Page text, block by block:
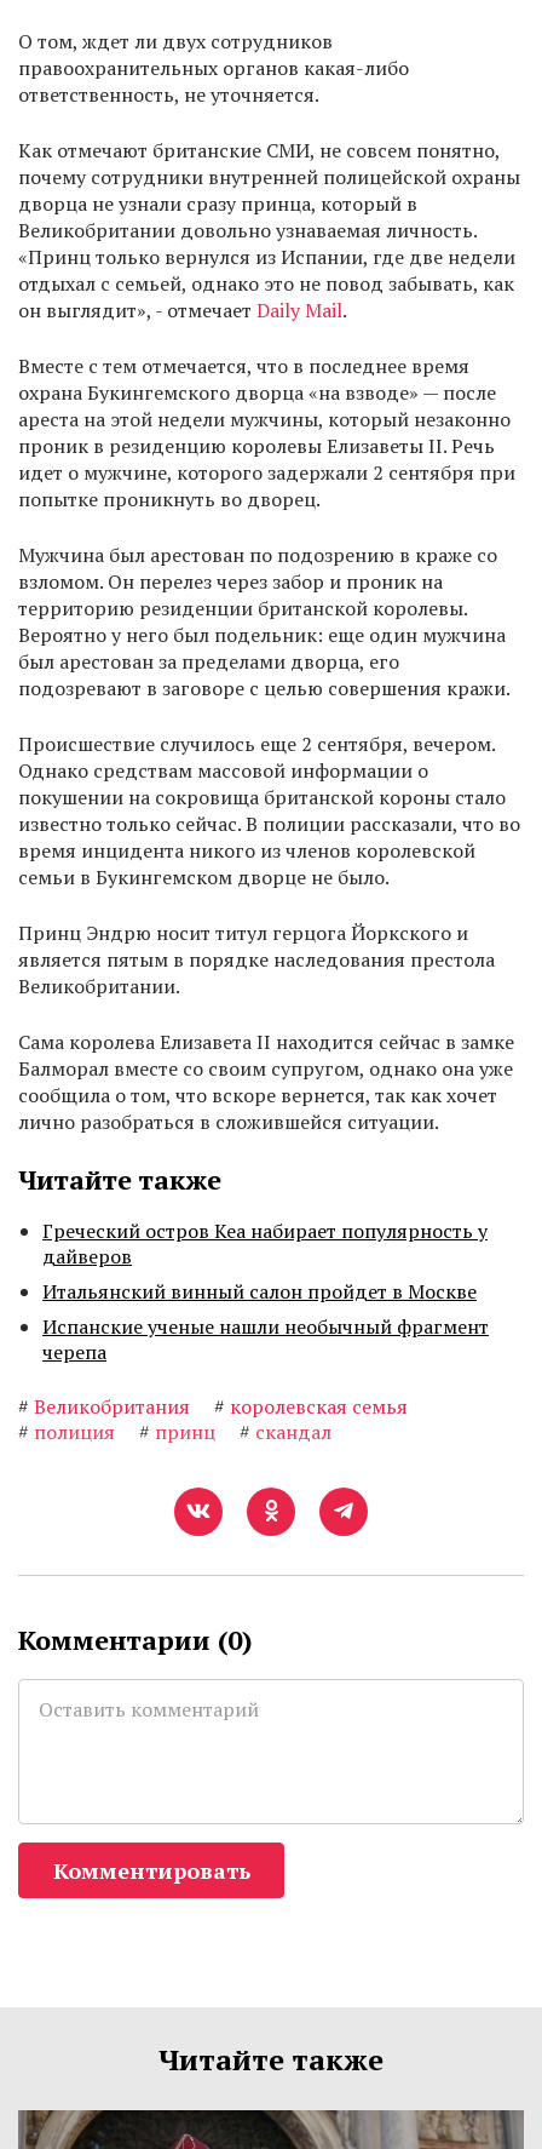
О том, ждет ли двух сотрудников
правоохранительных органов какая-либо
ответственность, не уточняется.
Как отмечают британские СМИ, не совсем понятно,
почему сотрудники внутренней полицейской охраны
дворца не узнали сразу принца, который в
Великобритании довольно узнаваемая личность.
«Принц только вернулся из Испании, где две недели
отдыхал с семьей, однако это не повод забывать, как
он выглядит», - отмечает Daily Mail.
Вместе с тем отмечается, что в последнее время
охрана Букингемского дворца «на взводе» — после
ареста на этой недели мужчины, который незаконно
проник в резиденцию королевы Елизаветы II. Речь
идет о мужчине, которого задержали 2 сентября при
попытке проникнуть во дворец.
Мужчина был арестован по подозрению в краже со
взломом. Он перелез через забор и проник на
территорию резиденции британской королевы.
Вероятно у него был подельник: еще один мужчина
был арестован за пределами дворца, его
подозревают в заговоре с целью совершения кражи.
Происшествие случилось еще 2 сентября, вечером.
Однако средствам массовой информации о
покушении на сокровища британской короны стало
известно только сейчас. В полиции рассказали, что во
время инцидента никого из членов королевской
семьи в Букингемском дворце не было.
Принц Эндрю носит титул герцога Йоркского и
является пятым в порядке наследования престола
Великобритании.
Сама королева Елизавета II находится сейчас в замке
Балморал вместе со своим супругом, однако она уже
сообщила о том, что вскоре вернется, так как хочет
лично разобраться в сложившейся ситуации.
Читайте также
Греческий остров Кеа набирает популярность у
дайверов
Итальянский винный салон пройдет в Москве
Испанские ученые нашли необычный фрагмент
черепа
# Великобритания # королевская семья
# полиция # принц # скандал
Комментарии (0)
Комментировать
Читайте также